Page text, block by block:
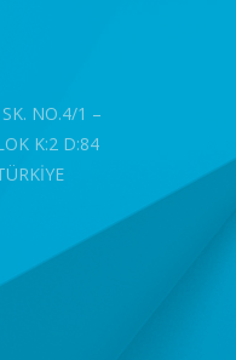
NO.4/1 –
K:2 D:84